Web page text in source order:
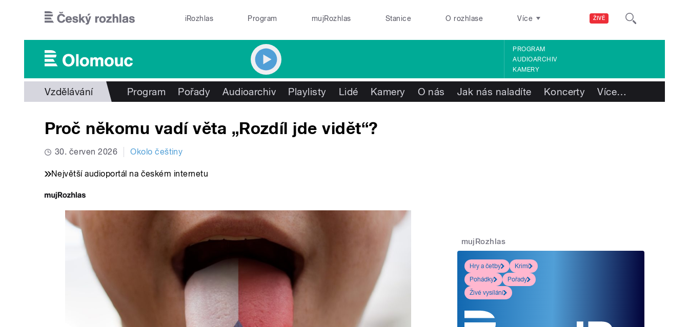
ŽIVĚ
iRozhlas Program mujRozhlas Stanice O rozhlase Více
PROGRAM
AUDIOARCHIV
KAMERY
Vzdělávání Program Pořady Audioarchiv Playlisty Lidé Kamery O nás Jak nás naladíte Koncerty Více…
Proč někomu vadí věta „Rozdíl jde vidět“?
30. červen 2026 Okolo češtiny
Největší audioportál na českém internetu
mujRozhlas
Hry a četby
Krimi
Pohádky
Pořady
Živé vysílání